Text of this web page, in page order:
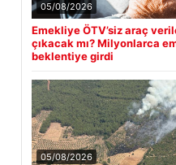
05/08/2026
Emekliye ÖTV’siz araç
çıkacak mı? Milyonlarca
beklentiye girdi
05/08/2026